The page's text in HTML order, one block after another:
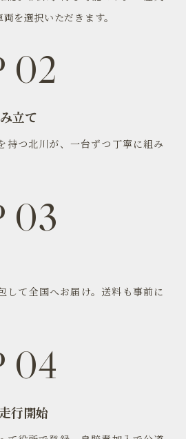
を選択いただきます。
02
立て
持つ北川が、一台ずつ丁寧に組み
03
して全国へお届け。送料も事前に
04
行開始